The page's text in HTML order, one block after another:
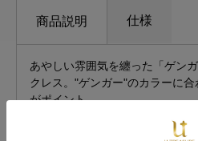
商品説明 仕様
あやしい雰囲気を纏った「ゲン
クレス。"ゲンガー"のカラーに
がポイント。
ゲンガーをモチーフにした、リ